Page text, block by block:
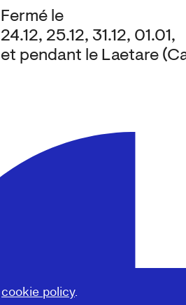
cookie policy.
Fermé le
24.12, 25.12, 31.12, 01.01,
et pendant le Laetare